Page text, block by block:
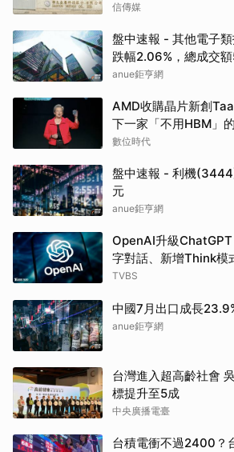
信傳媒
盤中速報 - 其他電子
跌幅2.06%，總成交
anue鉅亨網
AMD收購晶片新創
下一家「不用HBM」
數位時代
盤中速報 - 利機
元
anue鉅亨網
OpenAI升級
字對話、新增Think模
TVBS
中國7月出口成長
anue鉅亨網
台灣進入超高齡社會
標提升至5成
中央廣播電臺
台積電衝不過2400？